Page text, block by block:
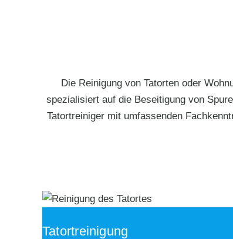
Die Reinigung von Tatorten oder
spezialisiert auf die Beseitigung von
Tatortreiniger mit umfassenden
Tatortreinigung